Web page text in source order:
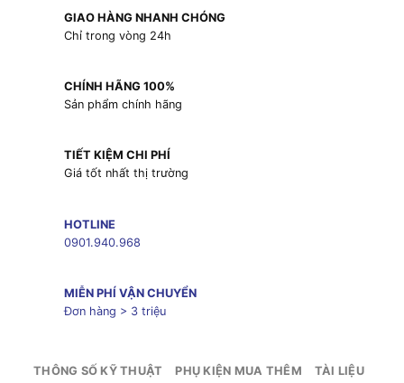
GIAO HÀNG NHANH CHÓNG
Chỉ trong vòng 24h
CHÍNH HÃNG 100%
Sản phẩm chính hãng
TIẾT KIỆM CHI PHÍ
Giá tốt nhất thị trường
HOTLINE
0901.940.968
MIỄN PHÍ VẬN CHUYỂN
Đơn hàng > 3 triệu
THÔNG SỐ KỸ THUẬT PHỤ KIỆN MUA THÊM TÀI LIỆU